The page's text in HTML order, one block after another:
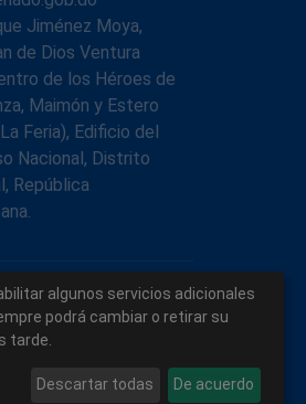
Jiménez Moya,
de Dios Ventura
de los Héroes de
Maimón y Estero
Feria), Edificio del
Nacional, Distrito
República
algunos servicios adicionales
podrá cambiar o retirar su
tarde.
Descartar todas De acuerdo